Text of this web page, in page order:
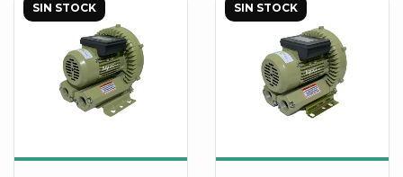
SIN STOCK SIN STOCK